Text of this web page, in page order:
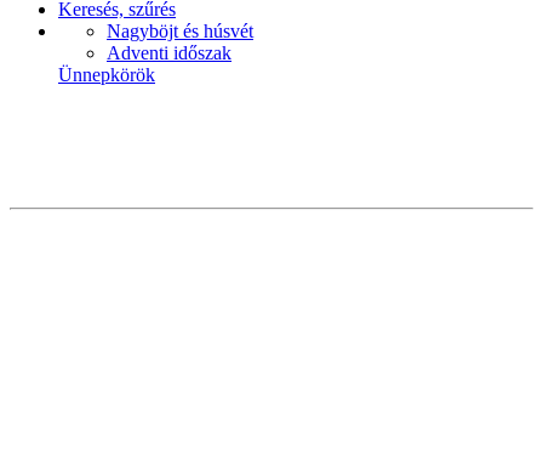
Keresés, szűrés
Nagyböjt és húsvét
Adventi időszak
Ünnepkörök